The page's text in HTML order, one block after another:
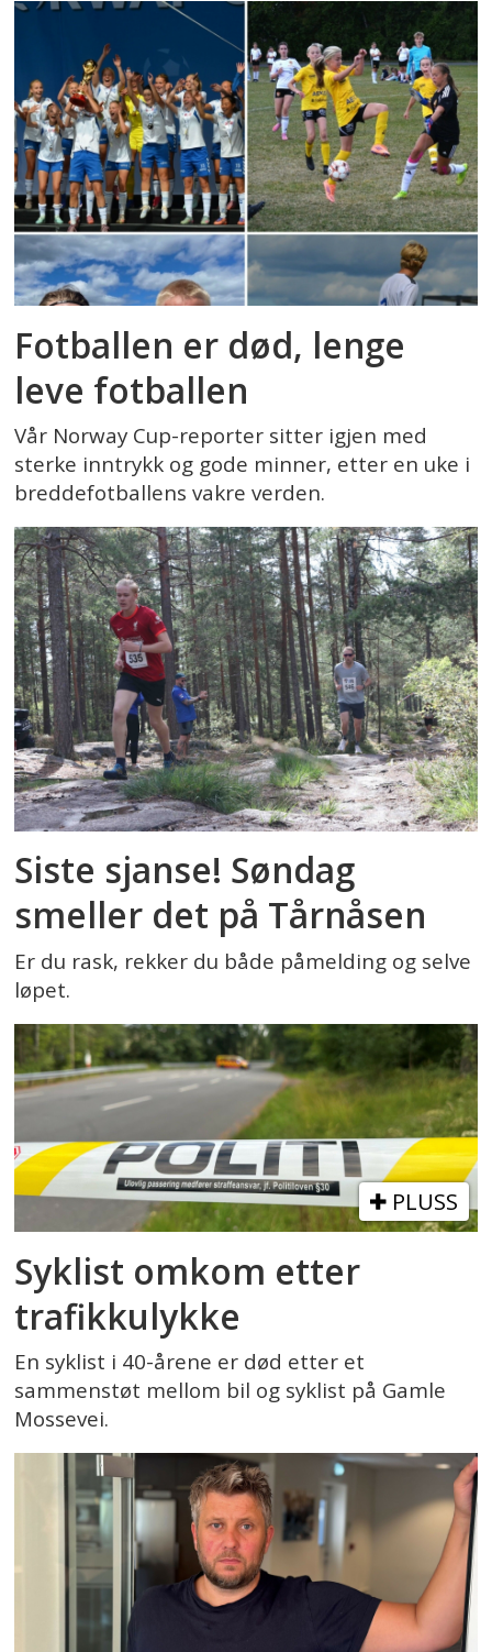
Fotballen er død, lenge
leve fotballen
Vår Norway Cup-reporter sitter igjen med
sterke inntrykk og gode minner, etter en uke i
breddefotballens vakre verden.
Siste sjanse! Søndag
smeller det på Tårnåsen
Er du rask, rekker du både påmelding og selve
løpet.
PLUSS
Syklist omkom etter
trafikkulykke
En syklist i 40-årene er død etter et
sammenstøt mellom bil og syklist på Gamle
Mossevei.